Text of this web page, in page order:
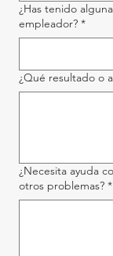
¿Has tenido
empleador? *
¿Qué resultado o
¿Necesita ayuda
otros problemas? *